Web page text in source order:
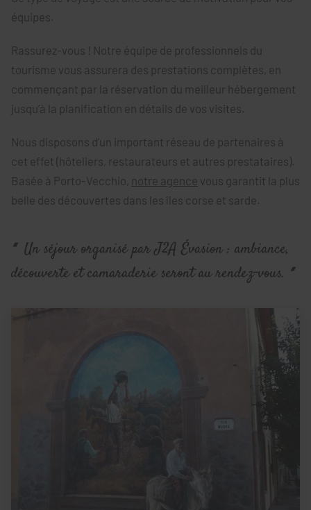
équipes.
Rassurez-vous ! Notre équipe de professionnels du
tourisme vous assurera des prestations complètes, en
commençant par la réservation du meilleur hébergement
jusqu’à la planification en détails de vos visites.
Nous disposons d’un important réseau de partenaires à
cet effet (hôteliers, restaurateurs et autres prestataires).
Basée à Porto-Vecchio, notre agence vous garantit la plus
belle des découvertes dans les îles corse et sarde.
Un séjour organisé par J2A Évasion : ambiance,
découverte et camaraderie seront au rendez-vous.